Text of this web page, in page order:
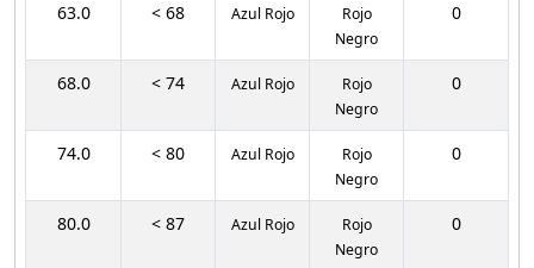
63.0 < 68 Azul Rojo
Rojo
Negro
0
68.0 < 74 Azul Rojo
Rojo
Negro
0
74.0 < 80 Azul Rojo
Rojo
Negro
0
80.0 < 87 Azul Rojo
Rojo
Negro
0